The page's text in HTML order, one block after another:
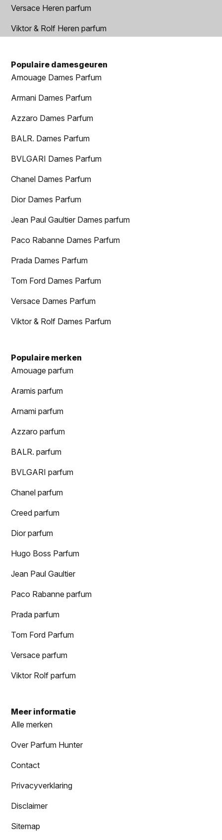
Versace Heren parfum
Viktor & Rolf Heren parfum
Populaire damesgeuren
Amouage Dames Parfum
Armani Dames Parfum
Azzaro Dames Parfum
BALR. Dames Parfum
BVLGARI Dames Parfum
Chanel Dames Parfum
Dior Dames Parfum
Jean Paul Gaultier Dames parfum
Paco Rabanne Dames Parfum
Prada Dames Parfum
Tom Ford Dames Parfum
Versace Dames Parfum
Viktor & Rolf Dames Parfum
Populaire merken
Amouage parfum
Aramis parfum
Arnami parfum
Azzaro parfum
BALR. parfum
BVLGARI parfum
Chanel parfum
Creed parfum
Dior parfum
Hugo Boss Parfum
Jean Paul Gaultier
Paco Rabanne parfum
Prada parfum
Tom Ford Parfum
Versace parfum
Viktor Rolf parfum
Meer informatie
Alle merken
Over Parfum Hunter
Contact
Privacyverklaring
Disclaimer
Sitemap